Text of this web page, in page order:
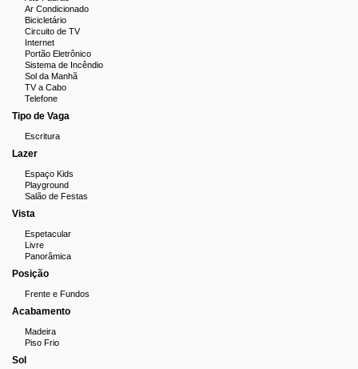
Ar Condicionado
Bicicletário
Circuito de TV
Internet
Portão Eletrônico
Sistema de Incêndio
Sol da Manhã
TV a Cabo
Telefone
Tipo de Vaga
Escritura
Lazer
Espaço Kids
Playground
Salão de Festas
Vista
Espetacular
Livre
Panorâmica
Posição
Frente e Fundos
Acabamento
Madeira
Piso Frio
Sol